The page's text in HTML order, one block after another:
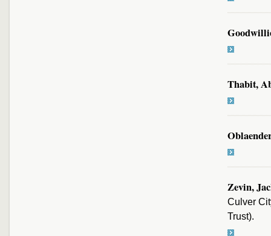
Thabit,
Zevin,
Culver
Trust).